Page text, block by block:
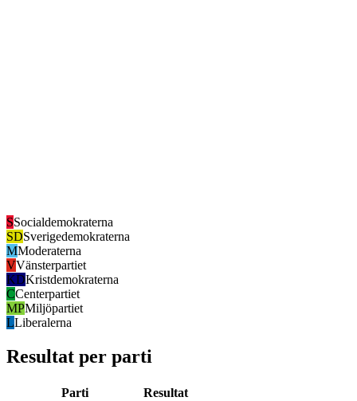
SSocialdemokraterna
SDSverigedemokraterna
MModeraterna
VVänsterpartiet
KDKristdemokraterna
CCenterpartiet
MPMiljöpartiet
LLiberalerna
Resultat per parti
Parti
Resultat